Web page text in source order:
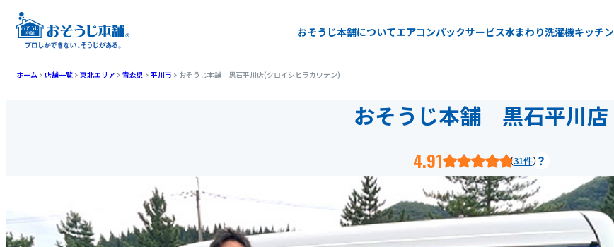
おそうじ本舗についてエアコンパックサービス水まわり洗濯機キッチン
ホーム 店舗一覧 東北エリア 青森県 平川市 おそうじ本舗 黒石平川店(クロイシヒラカワテン)
おそうじ本舗 黒石平川店
4.91 31件